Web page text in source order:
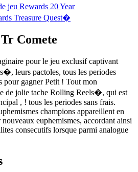
jeu Rewards 20 Year
Treasure Quest�
Comete
pour le jeu exclusif captivant
leurs pactoles, tous les periodes
pour gagner Petit ! Tout mon
de jolie tache Rolling Reels�, qui est
, ! tous les periodes sans frais.
champions appareillent en
euphemismes, accordant ainsi
consecutifs lorsque parmi analogue